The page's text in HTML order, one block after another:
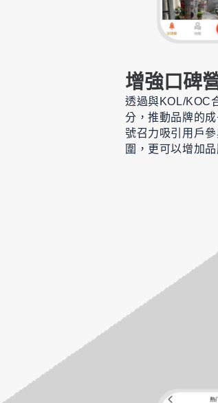
增強口碑
透過與KOL/KOC
分，推動品牌的
號召力吸引用戶
圍，更可以增加